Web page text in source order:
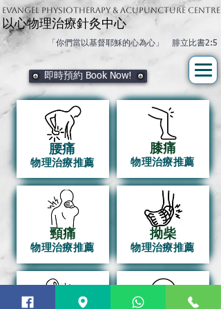
Evangel physiotherapy & Acupuncture Centre
以心物理治療針灸中心
「你們當以基督耶穌的心為心」 腓立比書2:5
即時預約 Book Now!
腰痛
物理治療推薦
頸痛
物理治療推薦
膝痛
物理治療推薦
拗柴
物理治療推薦